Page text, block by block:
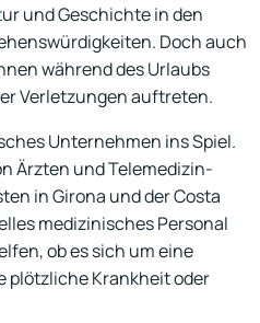
und Geschichte in den
Doch auch
während des Urlaubs
Verletzungen auftreten.
Unternehmen ins Spiel.
Ärzten und Telemedizin-
in Girona und der Costa
medizinisches Personal
ob es sich um eine
plötzliche Krankheit oder